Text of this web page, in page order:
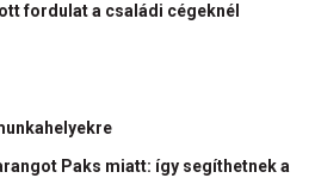
fordulat a családi cégeknél
Paks miatt: így segíthetnek a